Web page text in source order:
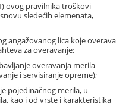
ovog pravilnika troškovi
sledećih elemenata,
angažovanog lica koje overava
za overavanje;
overavanja merila
i servisiranje opreme);
pojedinačnog merila, u
kao i od vrste i karakteristika